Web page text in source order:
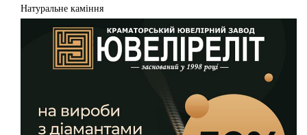
Натуральне каміння